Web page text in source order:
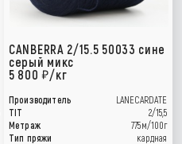
CANBERRA 2/15.5 50033 сине
серый микс
5 800 /кг
Производитель
LANECARDATE
TIT
2/15,5
Метраж
775м/100г
Тип пряжи
кардная